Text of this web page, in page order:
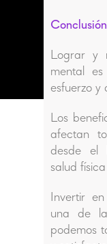
Conclusión
Lograr y
mental
esfuerzo y
Los
afectan
desde el
salud
Invertir
una de
podemos